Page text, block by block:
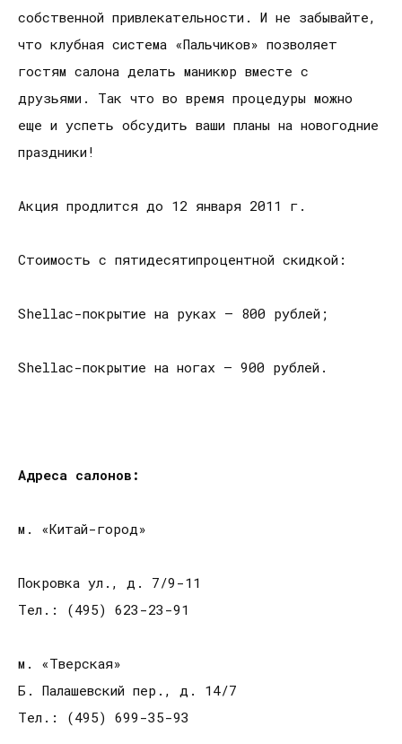
собственной привлекательности. И не забывайте,
что клубная система «Пальчиков» позволяет
гостям салона делать маникюр вместе с
друзьями. Так что во время процедуры можно
еще и успеть обсудить ваши планы на новогодние
праздники!
Акция продлится до 12 января 2011 г.
Стоимость с пятидесятипроцентной скидкой:
Shellac-покрытие на руках – 800 рублей;
Shellac-покрытие на ногах – 900 рублей.
Адреса салонов:
м. «Китай-город»
Покровка ул., д. 7/9-11
Тел.: (495) 623-23-91
м. «Тверская»
Б. Палашевский пер., д. 14/7
Тел.: (495) 699-35-93